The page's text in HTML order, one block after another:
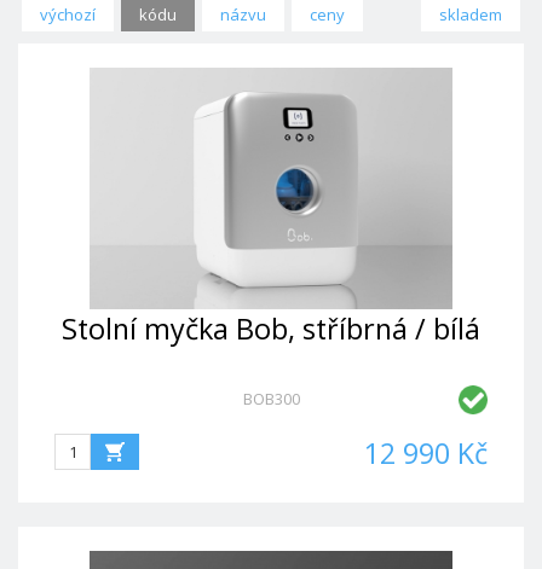
výchozí
kódu názvu ceny skladem
Stolní myčka Bob, stříbrná / bílá
BOB300
12 990 Kč